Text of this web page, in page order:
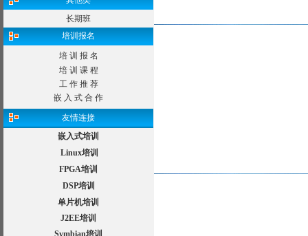
长期班
培训报名
培 训 报 名
培 训 课 程
工 作 推 荐
嵌 入 式 合 作
友情连接
嵌入式培训
Linux培训
FPGA培训
DSP培训
单片机培训
J2EE培训
Symbian培训